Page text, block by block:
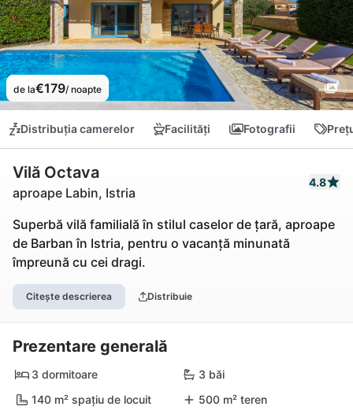
de la€179/ noapte
Distribuția camerelor Facilități Fotografii
Vilă Octava
aproape Labin, Istria
4.8
Superbă vilă familială în stilul caselor de țară, aproape
de Barban în Istria, pentru o vacanță minunată
împreună cu cei dragi.
Citește descrierea Distribuie
Prezentare generală
3 dormitoare
3 băi
140 m² spațiu de locuit
500 m² teren